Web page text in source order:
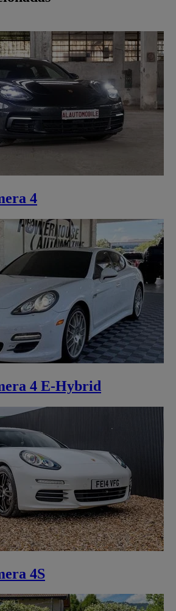
4
4 E-Hybrid
4S